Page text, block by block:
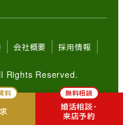
Rights Reserved.
会社概要 採用情報
料 無料相談
婚活相談・
来店予約